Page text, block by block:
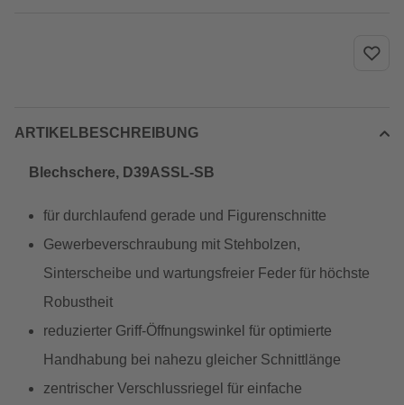
ARTIKELBESCHREIBUNG
Blechschere, D39ASSL-SB
für durchlaufend gerade und Figurenschnitte
Gewerbeverschraubung mit Stehbolzen,
Sinterscheibe und wartungsfreier Feder für höchste
Robustheit
reduzierter Griff-Öffnungswinkel für optimierte
Handhabung bei nahezu gleicher Schnittlänge
zentrischer Verschlussriegel für einfache